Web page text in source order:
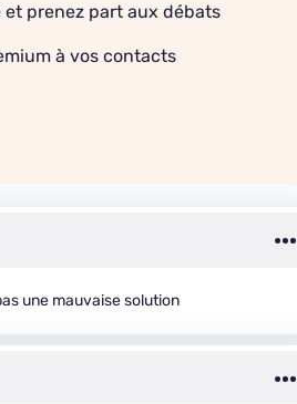
prenez part aux débats
à vos contacts
une mauvaise solution